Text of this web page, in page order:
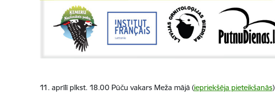
11. aprīlī plkst. 18.00 Pūču vakars Meža mājā (iepriekšēja pieteikšanās)